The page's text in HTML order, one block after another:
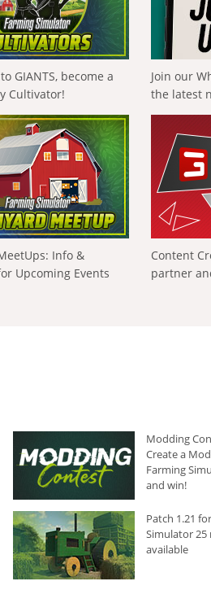
GIANTS, become a
Cultivator!
Join our
the latest
Info &
Upcoming Events
Content
partner
Modding
Create a
Farming
and win!
Patch 1.21
Simulator 25
available